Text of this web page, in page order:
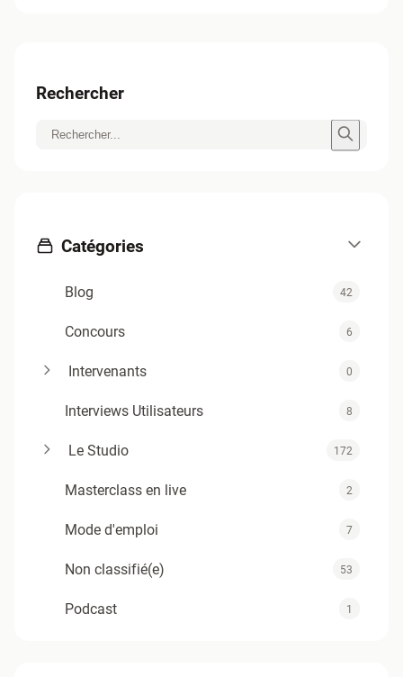
Rechercher
Catégories
Blog 42
Concours 6
Intervenants 0
Interviews Utilisateurs 8
Le Studio 172
Masterclass en live 2
Mode d'emploi 7
Non classifié(e) 53
Podcast 1